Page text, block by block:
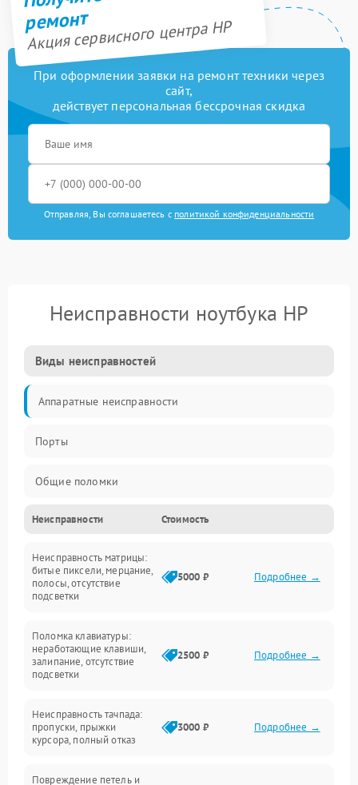
ремонт
Акция сервисного центра HP
При оформлении заявки на ремонт техники через
сайт,
действует персональная бессрочная скидка
Отправляя, Вы соглашаетесь с политикой конфиденциальности
Неисправности ноутбука HP
Виды неисправностей
Аппаратные неисправности
Порты
Общие поломки
Устройства
Программные ошибки
Электрические и системные сбои
Интерфейсные проблемы
Батарея
Сеть и интернет
Неисправности Стоимость
Неисправность матрицы:
битые пиксели, мерцание,
полосы, отсутствие
подсветки
5000 ₽ Подробнее →
Поломка клавиатуры:
неработающие клавиши,
залипание, отсутствие
подсветки
2500 ₽ Подробнее →
Неисправность тачпада:
пропуски, прыжки
курсора, полный отказ
3000 ₽ Подробнее →
Повреждение петель и